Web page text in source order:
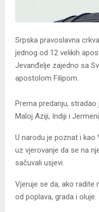
Srpska pravoslavna
jednog od 12 velikih
Јevanđelje zajedno sa
apostolom Filipom.
Prema predanju,
Maloj Aziji, Indiji i
U narodu je poznat i
uz vjerovanje da se na
sačuvali usjevi.
Vjeruje se da, ako
od poplava, grada i oluje.